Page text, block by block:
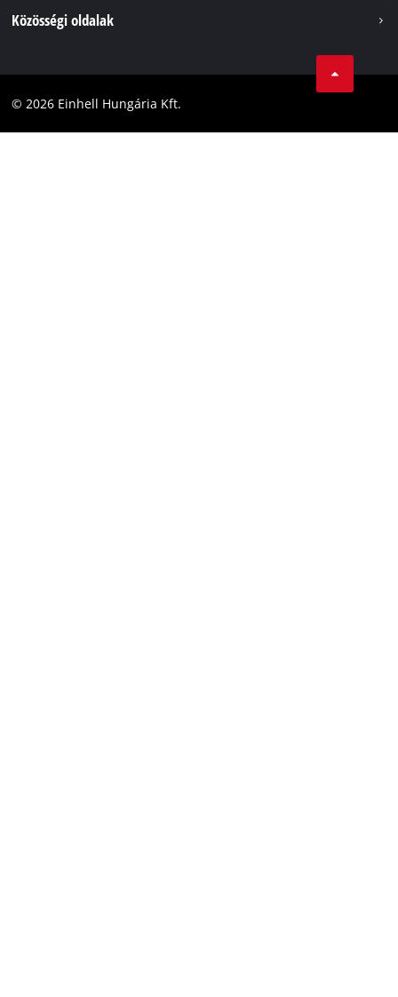
Az Einhell világszerte
Akadálymentesítési Nyilatkozat
Közösségi oldalak
Facebook
© 2026 Einhell Hungária Kft.